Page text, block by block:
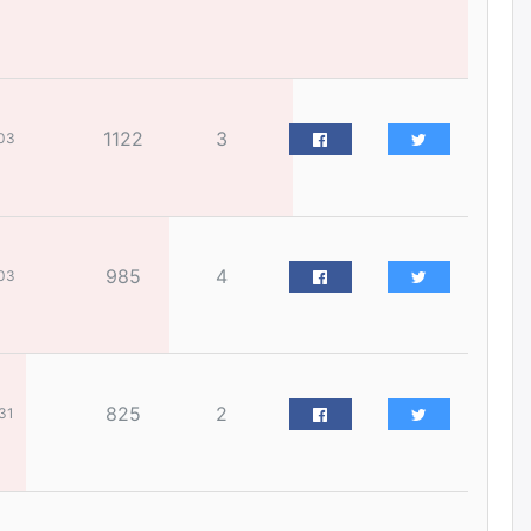
Бариста хийх нь залуусын
Өмгөөлөгч Б.Оюунбилэг:
"Урьхан" Б.Чинбат гэж хүн
шалгуулж, торны цаана
улсаас авдаг хараат байдлаа
1122 3
985 4
825 2